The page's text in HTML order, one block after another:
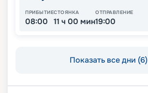
ПРИБЫТИЕ
08:00
СТОЯНКА
11 ч 00 мин
ОТПРАВЛЕНИЕ
19:00
Показать все дни (6)